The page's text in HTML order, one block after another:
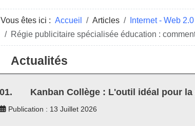
Vous êtes ici : Accueil Articles Internet - Web
Régie publicitaire spécialisée éducation :
Actualités
Kanban Collège : L'outil idéal pour
Publication : 13 Juillet 2026